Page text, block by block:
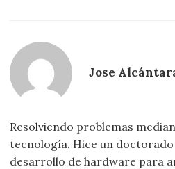
Jose
Resolviendo problemas
tecnología. Hice un doctorado
desarrollo de hardware para